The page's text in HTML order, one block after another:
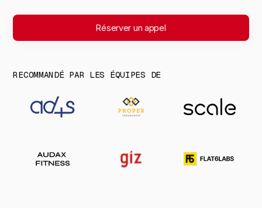
Réserver un appel
RECOMMANDÉ PAR LES ÉQUIPES DE